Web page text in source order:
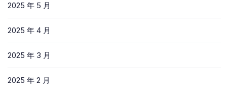
2025 年 5 月
2025 年 4 月
2025 年 3 月
2025 年 2 月